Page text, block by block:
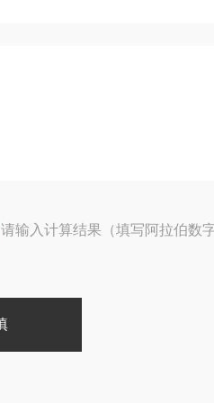
请输入计算结果（填写阿拉伯数